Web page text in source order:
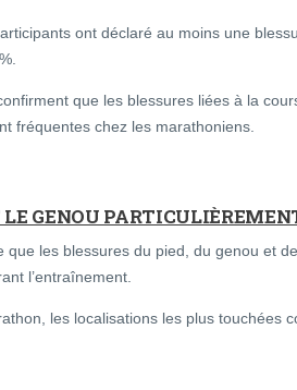
ont déclaré au moins une
que les blessures liées à la
fréquentes chez les marathoniens.
LE GENOU
que les blessures du pied, du genou et
l’entraînement.
les localisations les plus touchées